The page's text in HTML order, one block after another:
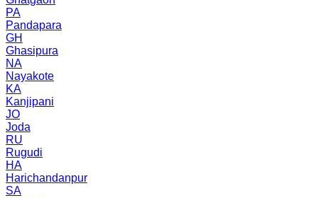
PA
Pandapara
GH
Ghasipura
NA
Nayakote
KA
Kanjipani
JO
Joda
RU
Rugudi
HA
Harichandanpur
SA